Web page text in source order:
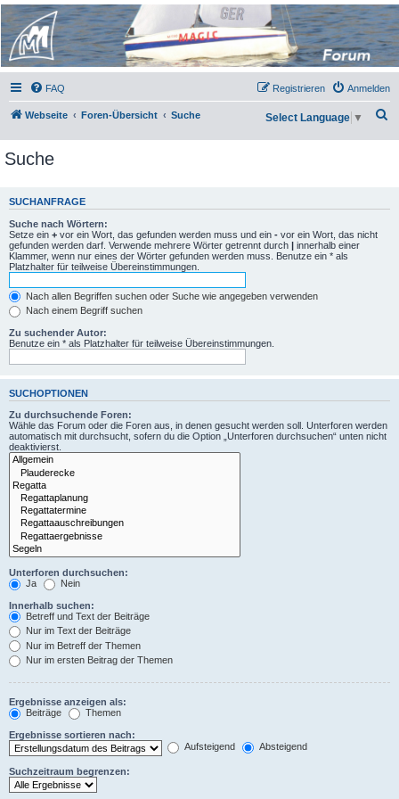
Micro Magic Forum
Deutschland
FAQ Anmelden
Registrieren
Webseite Foren-Übersicht Suche Select Language ▼
Suche
SUCHANFRAGE
Suche nach Wörtern:
Setze ein + vor ein Wort, das gefunden werden muss und ein - vor ein Wort, das nicht
gefunden werden darf. Verwende mehrere Wörter getrennt durch | innerhalb einer
Klammer, wenn nur eines der Wörter gefunden werden muss. Benutze ein * als
Platzhalter für teilweise Übereinstimmungen.
Nach allen Begriffen suchen oder Suche wie angegeben verwenden
Nach einem Begriff suchen
Zu suchender Autor:
Benutze ein * als Platzhalter für teilweise Übereinstimmungen.
SUCHOPTIONEN
Zu durchsuchende Foren:
Wähle das Forum oder die Foren aus, in denen gesucht werden soll. Unterforen werden
automatisch mit durchsucht, sofern du die Option „Unterforen durchsuchen“ unten nicht
deaktivierst.
Unterforen durchsuchen:
Ja
Nein
Innerhalb suchen:
Betreff und Text der Beiträge
Nur im Text der Beiträge
Nur im Betreff der Themen
Nur im ersten Beitrag der Themen
Ergebnisse anzeigen als:
Beiträge
Themen
Ergebnisse sortieren nach:
Aufsteigend
Absteigend
Suchzeitraum begrenzen: